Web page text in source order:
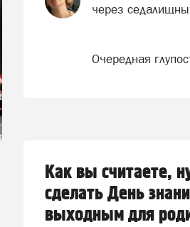
через
Очередная
Как вы считаете,
сделать День
выходным для